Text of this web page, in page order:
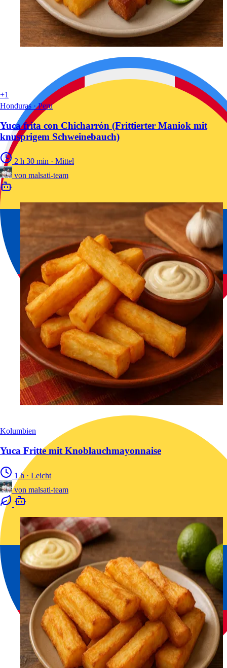
+1
Honduras · Peru
Yuca frita con Chicharrón (Frittierter Maniok mit
knusprigem Schweinebauch)
2 h 30 min · Mittel
von malsati-team
Kolumbien
Yuca Fritte mit Knoblauchmayonnaise
1 h · Leicht
von malsati-team